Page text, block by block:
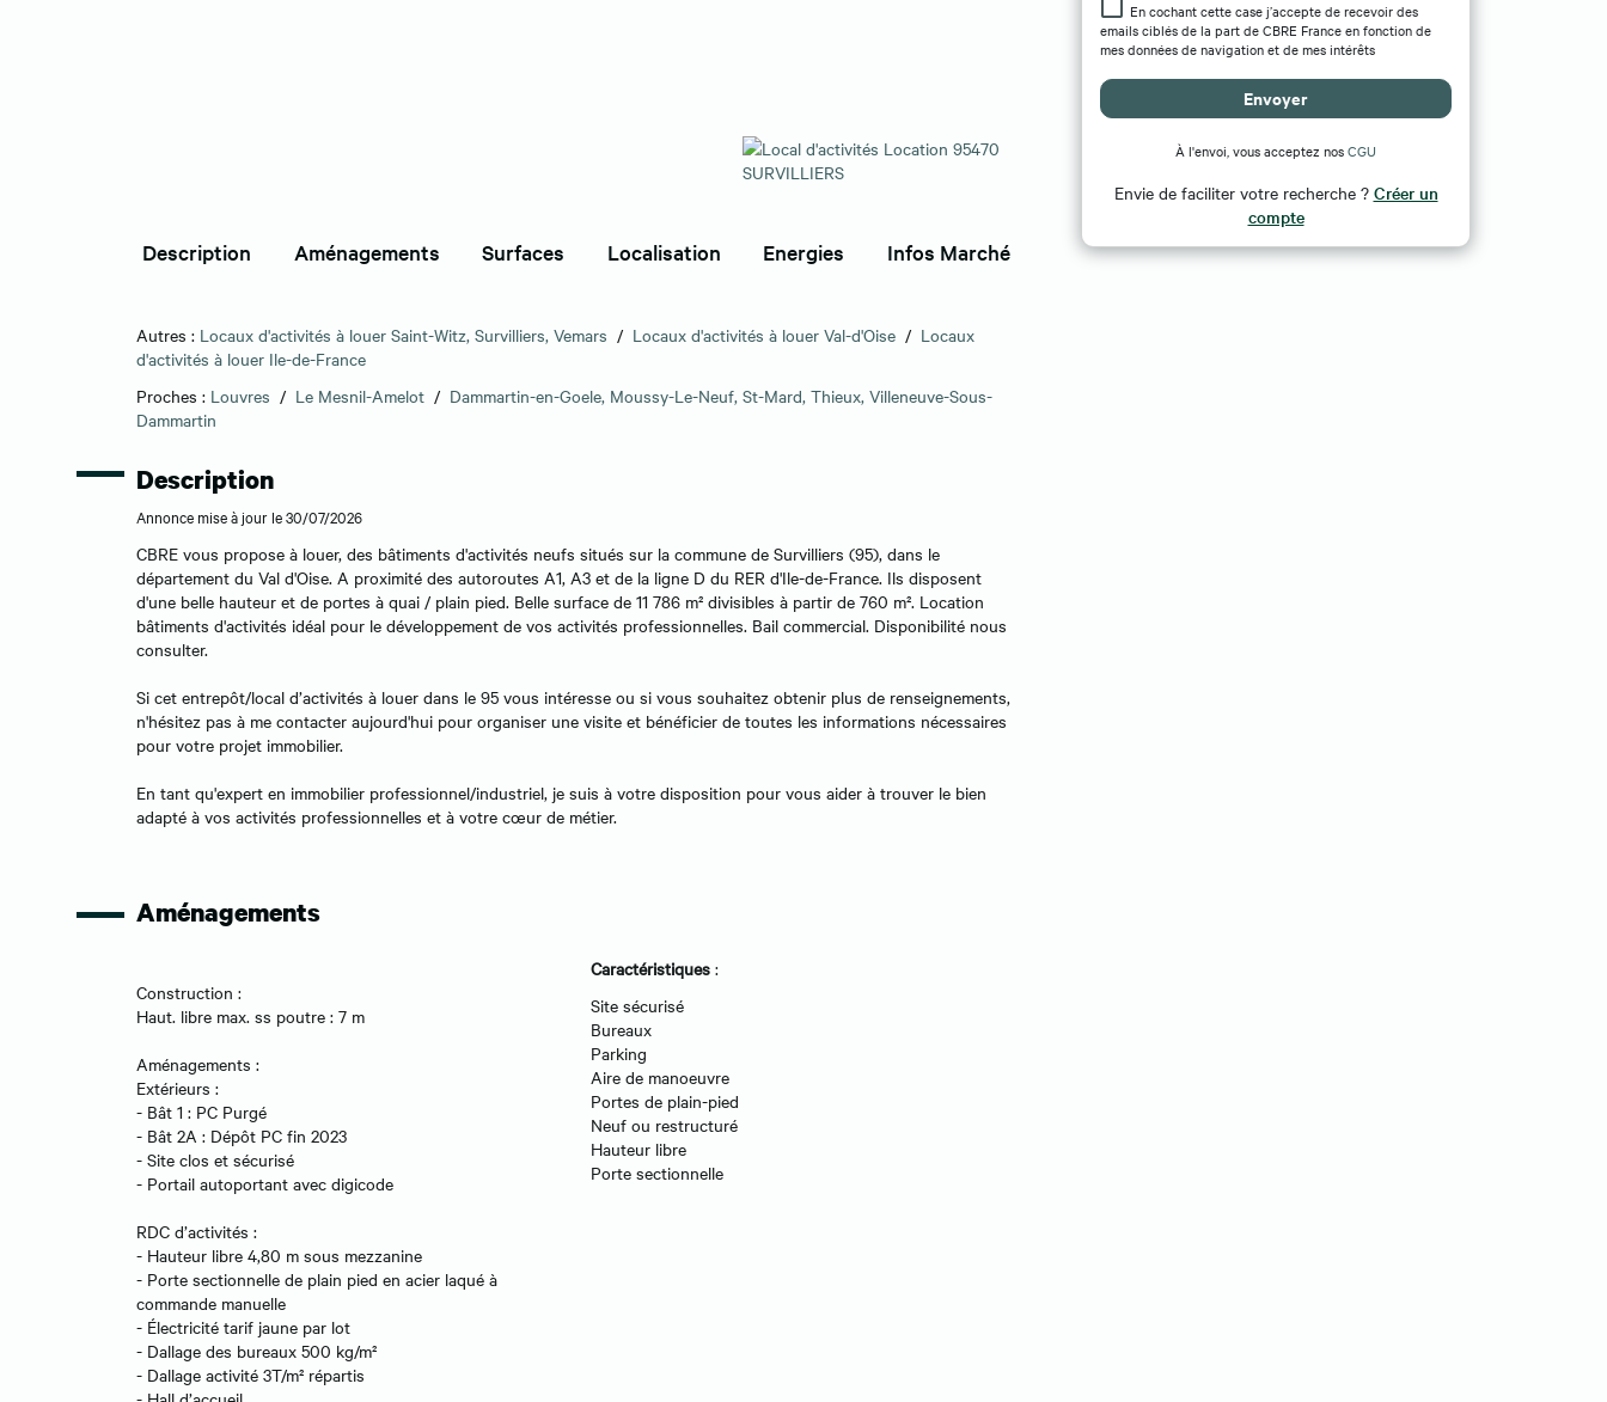
Description Aménagements Surfaces Localisation Energies Infos Marché
Autres : Locaux d'activités à louer Saint-Witz, Survilliers, Vemars / Locaux d'activités à louer Val-d'Oise / Locaux
d'activités à louer Ile-de-France
Proches : Louvres / Le Mesnil-Amelot / Dammartin-en-Goele, Moussy-Le-Neuf, St-Mard, Thieux, Villeneuve-Sous-
Dammartin
Description
Annonce mise à jour le 30/07/2026
CBRE vous propose à louer, des bâtiments d'activités neufs situés sur la commune de Survilliers (95), dans le
département du Val d'Oise. A proximité des autoroutes A1, A3 et de la ligne D du RER d'Ile-de-France. Ils disposent
d'une belle hauteur et de portes à quai / plain pied. Belle surface de 11 786 m² divisibles à partir de 760 m². Location
bâtiments d'activités idéal pour le développement de vos activités professionnelles. Bail commercial. Disponibilité nous
consulter.
Si cet entrepôt/local d’activités à louer dans le 95 vous intéresse ou si vous souhaitez obtenir plus de renseignements,
n'hésitez pas à me contacter aujourd'hui pour organiser une visite et bénéficier de toutes les informations nécessaires
pour votre projet immobilier.
En tant qu'expert en immobilier professionnel/industriel, je suis à votre disposition pour vous aider à trouver le bien
adapté à vos activités professionnelles et à votre cœur de métier.
Aménagements
Construction :
Haut. libre max. ss poutre : 7 m
Aménagements :
Extérieurs :
- Bât 1 : PC Purgé
- Bât 2A : Dépôt PC fin 2023
- Site clos et sécurisé
- Portail autoportant avec digicode
RDC d’activités :
- Hauteur libre 4,80 m sous mezzanine
- Porte sectionnelle de plain pied en acier laqué à
commande manuelle
- Électricité tarif jaune par lot
- Dallage des bureaux 500 kg/m²
- Dallage activité 3T/m² répartis
Caractéristiques :
Site sécurisé
Bureaux
Parking
Aire de manoeuvre
Portes de plain-pied
Neuf ou restructuré
Hauteur libre
Porte sectionnelle
En cochant cette case j’accepte de recevoir des
emails ciblés de la part de CBRE France en fonction de
mes données de navigation et de mes intérêts
Envoyer
À l'envoi, vous acceptez nosCGU
Envie de faciliter votre recherche ? Créer un
compte